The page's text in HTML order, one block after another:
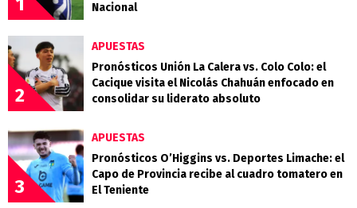
Nacional
2
APUESTAS
Pronósticos Unión La Calera vs. Colo Colo: el
Cacique visita el Nicolás Chahuán enfocado en
consolidar su liderato absoluto
3
APUESTAS
Pronósticos O’Higgins vs. Deportes Limache: el
Capo de Provincia recibe al cuadro tomatero en
El Teniente